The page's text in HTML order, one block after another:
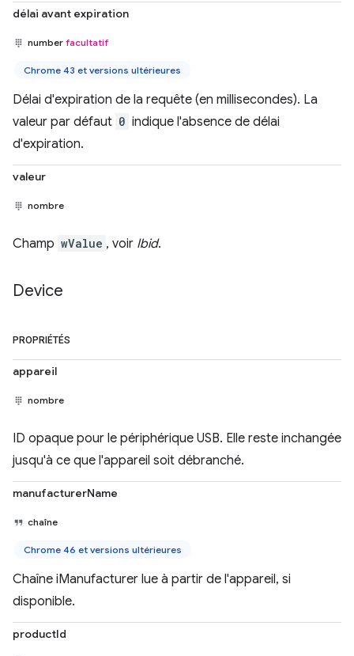
délai avant expiration
number facultatif
Chrome 43 et versions ultérieures
Délai d'expiration de la requête (en millisecondes). La
valeur par défaut 0 indique l'absence de délai
d'expiration.
valeur
nombre
Champ wValue , voir Ibid.
Device
PROPRIÉTÉS
appareil
nombre
ID opaque pour le périphérique USB. Elle reste inchangée
jusqu'à ce que l'appareil soit débranché.
manufacturerName
chaîne
Chrome 46 et versions ultérieures
Chaîne iManufacturer lue à partir de l'appareil, si
disponible.
productId